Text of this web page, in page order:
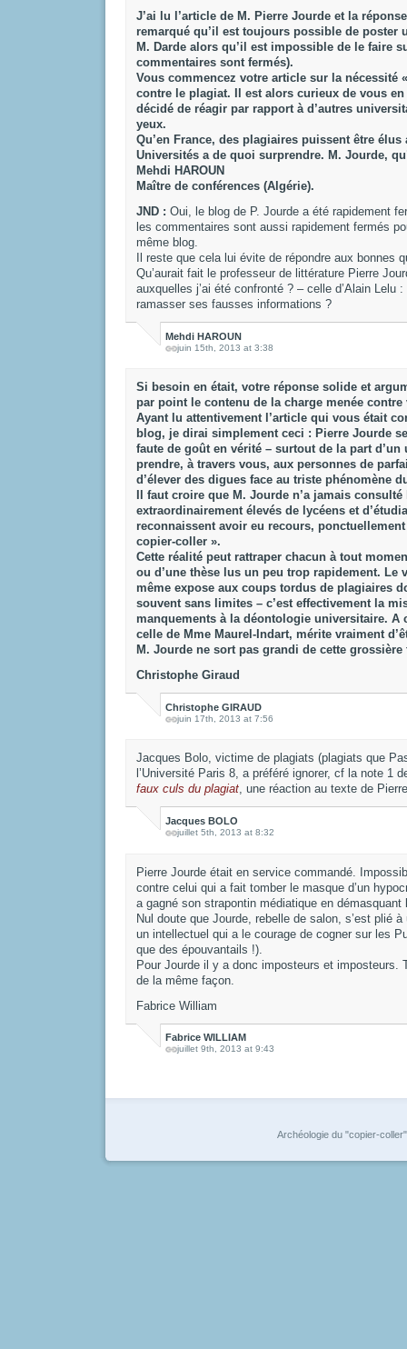
J’ai lu l’article de M. Pierre Jourde et la
remarqué qu’il est toujours possible de poster
M. Darde alors qu’il est impossible de le faire
commentaires sont fermés).
Vous commencez votre article sur la nécessité
contre le plagiat. Il est alors curieux de vous
décidé de réagir par rapport à d’autres
yeux.
Qu’en France, des plagiaires puissent être
Universités a de quoi surprendre. M. Jourde,
Mehdi HAROUN
Maître de conférences (Algérie).
JND : Oui, le blog de P. Jourde a été rapidement
les commentaires sont aussi rapidement fermés
même blog.
Il reste que cela lui évite de répondre aux bonnes
Qu’aurait fait le professeur de littérature Pierre
auxquelles j’ai été confronté ? – celle d’Alain Lelu
ramasser ses fausses informations ?
Mehdi HAROUN
juin 15th, 2013 at 3:38
Si besoin en était, votre réponse solide et
par point le contenu de la charge menée
Ayant lu attentivement l’article qui vous était
blog, je dirai simplement ceci : Pierre Jourde
faute de goût en vérité – surtout de la part d’un
prendre, à travers vous, aux personnes de
d’élever des digues face au triste phénomène
Il faut croire que M. Jourde n’a jamais
extraordinairement élevés de lycéens et
reconnaissent avoir eu recours,
copier-coller ».
Cette réalité peut rattraper chacun à tout
ou d’une thèse lus un peu trop rapidement. Le
même expose aux coups tordus de plagiaires
souvent sans limites – c’est effectivement la
manquements à la déontologie universitaire. A
celle de Mme Maurel-Indart, mérite vraiment
M. Jourde ne sort pas grandi de cette
Christophe Giraud
Christophe GIRAUD
juin 17th, 2013 at 7:56
Jacques Bolo, victime de plagiats (plagiats que
l’Université Paris 8, a préféré ignorer, cf la note 1
faux culs du plagiat, une réaction au texte de
Jacques BOLO
juillet 5th, 2013 at 8:32
Pierre Jourde était en service commandé.
contre celui qui a fait tomber le masque d’un
a gagné son strapontin médiatique en
Nul doute que Jourde, rebelle de salon, s’est plié
un intellectuel qui a le courage de cogner sur les
que des épouvantails !).
Pour Jourde il y a donc imposteurs et imposteurs.
de la même façon.
Fabrice William
Fabrice WILLIAM
juillet 9th, 2013 at 9:43
Archéologie du "copier-